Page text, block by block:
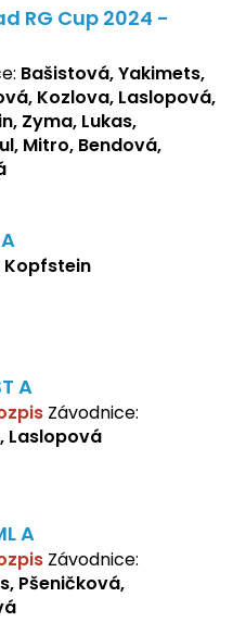
Bašistová Beáta,
Pšeničková Vanesa,
Nelly, Laslopová B.,
Lukas, Negreskul ,
Flaksová
RG Cup 2024 -
Bašistová, Yakimets,
Kozlova, Laslopová,
Zyma, Lukas,
Mitro, Bendová,
Kopfstein
A
Závodnice:
Laslopová
A
Závodnice:
Pšeničková,